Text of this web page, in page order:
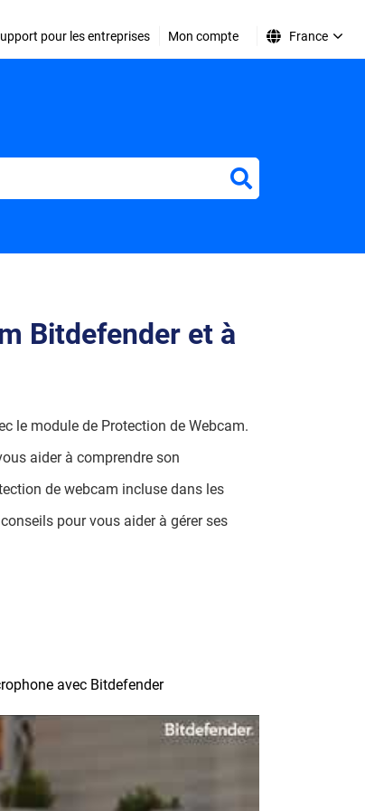
pour les entreprises Mon compte France
Bitdefender et à
le module de Protection de Webcam.
aider à comprendre son
de webcam incluse dans les
pour vous aider à gérer ses
avec Bitdefender